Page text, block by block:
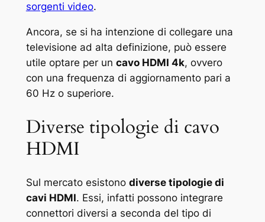
sorgenti video.
Ancora, se si ha intenzione di collegare una
televisione ad alta definizione, può essere
utile optare per un cavo HDMI 4k, ovvero
con una frequenza di aggiornamento pari a
60 Hz o superiore.
Diverse tipologie di cavo
HDMI
Sul mercato esistono diverse tipologie di
cavi HDMI. Essi, infatti possono integrare
connettori diversi a seconda del tipo di